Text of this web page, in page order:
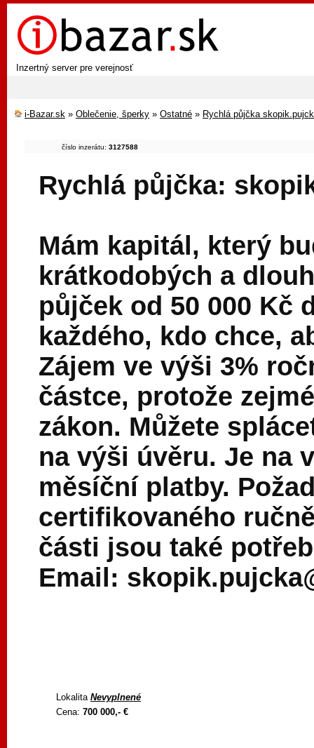
Inzertný server pre verejnosť
i-Bazar.sk » Oblečenie, šperky » Ostatné » Rychlá půjčka
číslo inzerátu: 3127588
Rychlá půjčka:
Mám kapitál, který
krátkodobých a
půjček od 50 000 Kč
každého, kdo chce,
Zájem ve výši 3%
částce, protože
zákon. Můžete
na výši úvěru. Je na
měsíční platby.
certifikovaného
části jsou také
Email:
Lokalita Nevyplnené
Cena: 700 000,- €